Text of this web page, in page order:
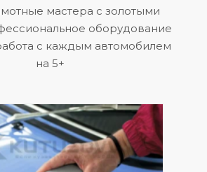
мастера с золотыми
оборудование
с каждым автомобилем
на 5+